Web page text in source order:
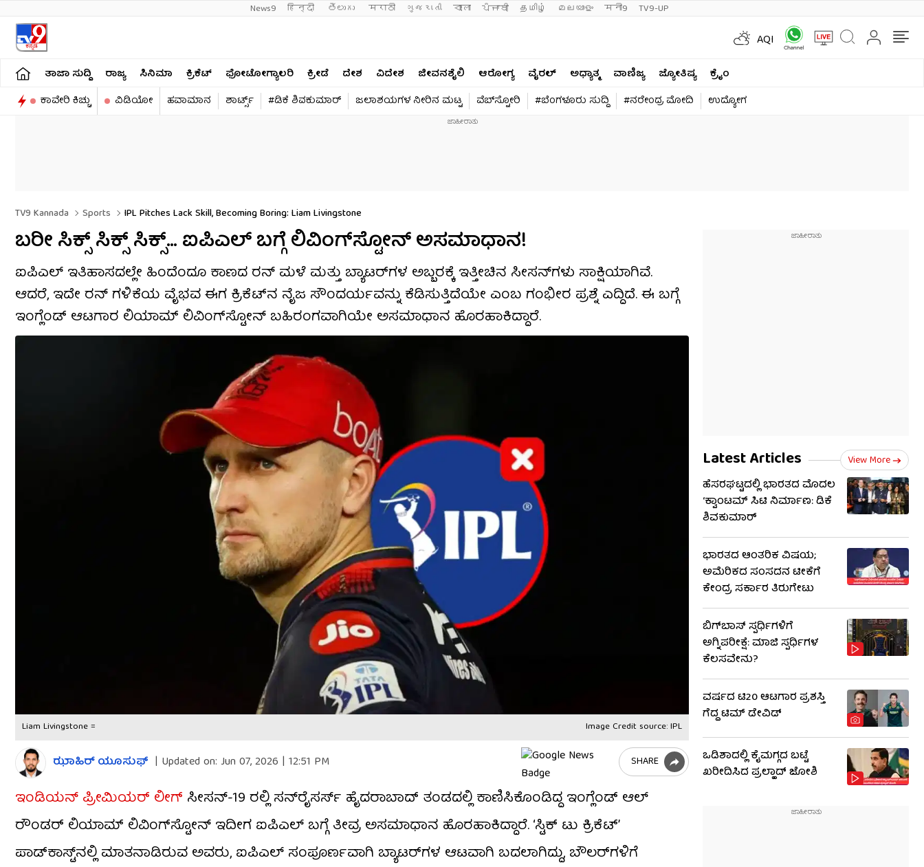
News9 हिन्दी తెలుగు मराठी ગુજરાતી বাংলা ਪੰਜਾਬੀ தமிழ் മലയാളം मनी9 TV9-UP
AQI
ತಾಜಾ ಸುದ್ದಿ ರಾಜ್ಯ ಸಿನಿಮಾ ಕ್ರಿಕೆಟ್​ ಫೋಟೋಗ್ಯಾಲರಿ ಕ್ರೀಡೆ ದೇಶ ವಿದೇಶ ಜೀವನಶೈಲಿ ಆರೋಗ್ಯ ವೈರಲ್​ ಅಧ್ಯಾತ್ಮ ವಾಣಿಜ್ಯ ಜ್ಯೋತಿಷ್ಯ
ಕ್ರೈಂ
ಕಾವೇರಿ ಕಿಚ್ಚು
ವಿಡಿಯೋ ಹವಾಮಾನ ಶಾರ್ಟ್ಸ್​ #ಡಿಕೆ ಶಿವಕುಮಾರ್​ ಜಲಾಶಯಗಳ ನೀರಿನ ಮಟ್ಟ ವೆಬ್​ಸ್ಟೋರಿ #ಬೆಂಗಳೂರು ಸುದ್ದಿ #ನರೇಂದ್ರ ಮೋದಿ ಉದ್ಯೋಗ
TV9 Kannada Sports IPL Pitches Lack Skill, Becoming Boring: Liam Livingstone
ಬರೀ ಸಿಕ್ಸ್ ಸಿಕ್ಸ್ ಸಿಕ್ಸ್​… ಐಪಿಎಲ್ ಬಗ್ಗೆ ಲಿವಿಂಗ್‌ಸ್ಟೋನ್ ಅಸಮಾಧಾನ!
ಐಪಿಎಲ್ ಇತಿಹಾಸದಲ್ಲೇ ಹಿಂದೆಂದೂ ಕಾಣದ ರನ್ ಮಳೆ ಮತ್ತು ಬ್ಯಾಟರ್‌ಗಳ ಅಬ್ಬರಕ್ಕೆ ಇತ್ತೀಚಿನ ಸೀಸನ್‌ಗಳು ಸಾಕ್ಷಿಯಾಗಿವೆ.
ಆದರೆ, ಇದೇ ರನ್ ಗಳಿಕೆಯ ವೈಭವ ಈಗ ಕ್ರಿಕೆಟ್‌ನ ನೈಜ ಸೌಂದರ್ಯವನ್ನು ಕೆಡಿಸುತ್ತಿದೆಯೇ ಎಂಬ ಗಂಭೀರ ಪ್ರಶ್ನೆ ಎದ್ದಿದೆ. ಈ ಬಗ್ಗೆ
ಇಂಗ್ಲೆಂಡ್ ಆಟಗಾರ ಲಿಯಾಮ್ ಲಿವಿಂಗ್‌ಸ್ಟೋನ್ ಬಹಿರಂಗವಾಗಿಯೇ ಅಸಮಾಧಾನ ಹೊರಹಾಕಿದ್ದಾರೆ.
Liam Livingstone = Image Credit source: IPL
ಝಾಹಿರ್ ಯೂಸುಫ್ | Updated on: Jun 07, 2026 | 12:51 PM SHARE
ಇಂಡಿಯನ್ ಪ್ರೀಮಿಯರ್ ಲೀಗ್ ಸೀಸನ್-19 ರಲ್ಲಿ ಸನ್​​ರೈಸರ್ಸ್ ಹೈದರಾಬಾದ್ ತಂಡದಲ್ಲಿ ಕಾಣಿಸಿಕೊಂಡಿದ್ದ ಇಂಗ್ಲೆಂಡ್ ಆಲ್​​
ರೌಂಡರ್ ಲಿಯಾಮ್ ಲಿವಿಂಗ್‌ಸ್ಟೋನ್ ಇದೀಗ ಐಪಿಎಲ್ ಬಗ್ಗೆ ತೀವ್ರ ಅಸಮಾಧಾನ ಹೊರಹಾಕಿದ್ದಾರೆ. ‘ಸ್ಟಿಕ್ ಟು ಕ್ರಿಕೆಟ್’
ಪಾಡ್‌ಕಾಸ್ಟ್‌ನಲ್ಲಿ ಮಾತನಾಡಿರುವ ಅವರು, ಐಪಿಎಲ್ ಸಂಪೂರ್ಣವಾಗಿ ಬ್ಯಾಟರ್‌ಗಳ ಆಟವಾಗಿ ಬದಲಾಗಿದ್ದು, ಬೌಲರ್‌ಗಳಿಗೆ
Latest Articles View More
ಹೆಸರಘಟ್ಟದಲ್ಲಿ ಭಾರತದ ಮೊದಲ
‘ಕ್ವಾಂಟಮ್ ಸಿಟಿ ನಿರ್ಮಾಣ: ಡಿಕೆ
ಶಿವಕುಮಾರ್
ಭಾರತದ ಆಂತರಿಕ ವಿಷಯ;
ಅಮೆರಿಕದ ಸಂಸದನ ಟೀಕೆಗೆ
ಕೇಂದ್ರ ಸರ್ಕಾರ ತಿರುಗೇಟು
ಬಿಗ್​​ಬಾಸ್​ ಸ್ಪರ್ಧಿಗಳಿಗೆ
ಅಗ್ನಿಪರೀಕ್ಷೆ: ಮಾಜಿ ​​ಸ್ಪರ್ಧಿಗಳ
ಕೆಲಸವೇನು?
ವರ್ಷದ ಟಿ20 ಆಟಗಾರ ಪ್ರಶಸ್ತಿ
ಗೆದ್ದ ಟಿಮ್ ಡೇವಿಡ್
ಒಡಿಶಾದಲ್ಲಿ ಕೈಮಗ್ಗದ ಬಟ್ಟೆ
ಖರೀದಿಸಿದ ಪ್ರಲ್ಹಾದ್ ಜೋಶಿ